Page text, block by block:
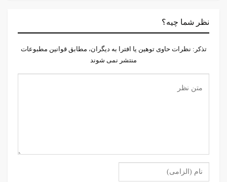
نظر شما چیه؟
تذكر: نظرات حاوی توهين يا افترا به ديگران، مطابق قوانين مطبوعات
منتشر نمی شوند